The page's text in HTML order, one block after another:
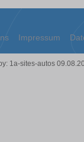
Impressum
1a-sites-autos